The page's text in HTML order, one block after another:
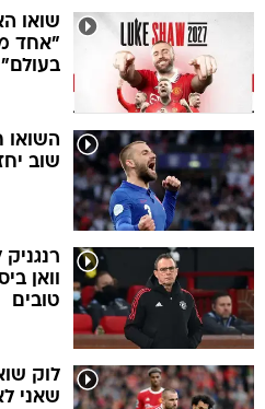
שואו
"אחד
בעולם"
השואו
שוב
רנגניק
וואן
טובים
שאני